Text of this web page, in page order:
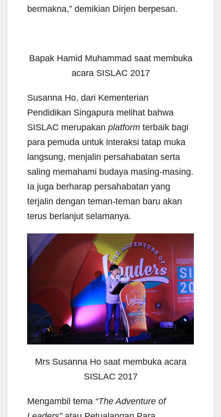
bermakna,” demikian Dirjen berpesan.
Bapak Hamid Muhammad saat membuka
acara SISLAC 2017
Susanna Ho, dari Kementerian
Pendidikan Singapura melihat bahwa
SISLAC merupakan platform terbaik bagi
para pemuda untuk interaksi tatap muka
langsung, menjalin persahabatan serta
saling memahami budaya masing-masing.
Ia juga berharap persahabatan yang
terjalin dengan teman-teman baru akan
terus berlanjut selamanya.
Mrs Susanna Ho saat membuka acara
SISLAC 2017
Mengambil tema “The Adventure of